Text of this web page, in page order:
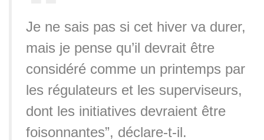
Je ne sais pas si cet hiver va durer,
mais je pense qu’il devrait être
considéré comme un printemps par
les régulateurs et les superviseurs,
dont les initiatives devraient être
foisonnantes”, déclare-t-il.